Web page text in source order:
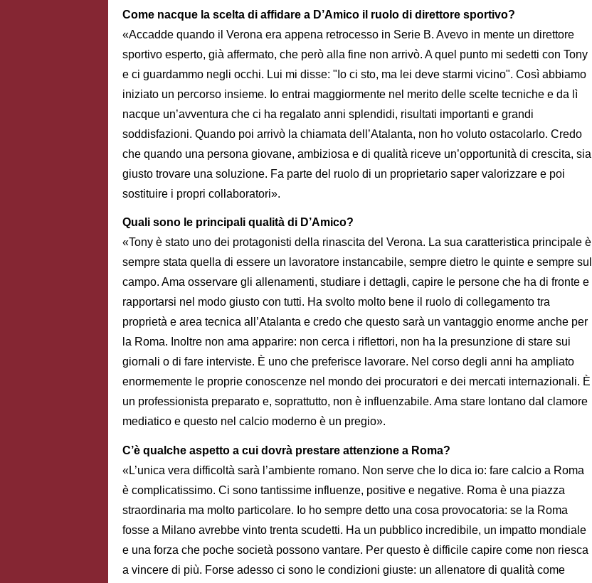
Come nacque la scelta di affidare a D’Amico il ruolo di direttore sportivo?
«Accadde quando il Verona era appena retrocesso in Serie B. Avevo in mente un direttore
sportivo esperto, già affermato, che però alla fine non arrivò. A quel punto mi sedetti con Tony
e ci guardammo negli occhi. Lui mi disse: "Io ci sto, ma lei deve starmi vicino". Così abbiamo
iniziato un percorso insieme. Io entrai maggiormente nel merito delle scelte tecniche e da lì
nacque un’avventura che ci ha regalato anni splendidi, risultati importanti e grandi
soddisfazioni. Quando poi arrivò la chiamata dell’Atalanta, non ho voluto ostacolarlo. Credo
che quando una persona giovane, ambiziosa e di qualità riceve un’opportunità di crescita, sia
giusto trovare una soluzione. Fa parte del ruolo di un proprietario saper valorizzare e poi
sostituire i propri collaboratori».
Quali sono le principali qualità di D’Amico?
«Tony è stato uno dei protagonisti della rinascita del Verona. La sua caratteristica principale è
sempre stata quella di essere un lavoratore instancabile, sempre dietro le quinte e sempre sul
campo. Ama osservare gli allenamenti, studiare i dettagli, capire le persone che ha di fronte e
rapportarsi nel modo giusto con tutti. Ha svolto molto bene il ruolo di collegamento tra
proprietà e area tecnica all’Atalanta e credo che questo sarà un vantaggio enorme anche per
la Roma. Inoltre non ama apparire: non cerca i riflettori, non ha la presunzione di stare sui
giornali o di fare interviste. È uno che preferisce lavorare. Nel corso degli anni ha ampliato
enormemente le proprie conoscenze nel mondo dei procuratori e dei mercati internazionali. È
un professionista preparato e, soprattutto, non è influenzabile. Ama stare lontano dal clamore
mediatico e questo nel calcio moderno è un pregio».
C’è qualche aspetto a cui dovrà prestare attenzione a Roma?
«L’unica vera difficoltà sarà l’ambiente romano. Non serve che lo dica io: fare calcio a Roma
è complicatissimo. Ci sono tantissime influenze, positive e negative. Roma è una piazza
straordinaria ma molto particolare. Io ho sempre detto una cosa provocatoria: se la Roma
fosse a Milano avrebbe vinto trenta scudetti. Ha un pubblico incredibile, un impatto mondiale
e una forza che poche società possono vantare. Per questo è difficile capire come non riesca
a vincere di più. Forse adesso ci sono le condizioni giuste: un allenatore di qualità come